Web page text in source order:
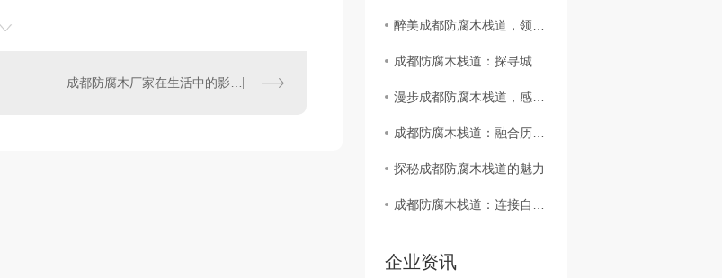
成都防腐木厂家在生活中的影响力
醉美成都防腐木栈道，领略都市风景
成都防腐木栈道：探寻城市绿色之路
漫步成都防腐木栈道，感受静谧之美
成都防腐木栈道：融合历史与现代
探秘成都防腐木栈道的魅力
成都防腐木栈道：连接自然之美
企业资讯